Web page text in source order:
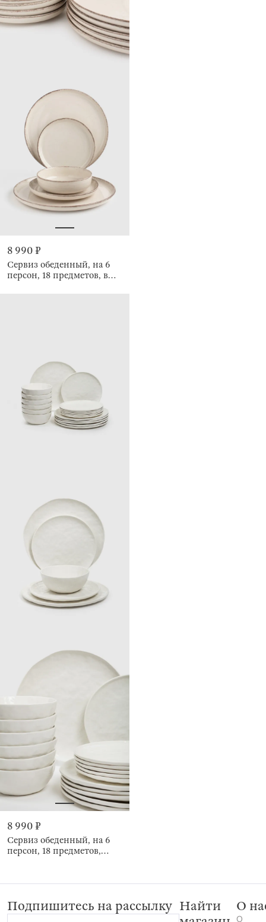
8 990 ₽
Сервиз обеденный, на 6
персон, 18 предметов, в
8 990 ₽
Сервиз обеденный, на 6
персон, 18 предметов,
Подпишитесь на рассылку Найти
О